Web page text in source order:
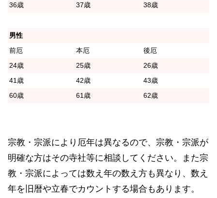
36歳
37歳 38歳
男性
前厄
本厄
後厄
24歳
25歳
26歳
41歳
42歳
43歳
60歳
61歳 62歳
宗教・宗派により厄年は異なるので、宗教・宗派が
明確な方はその寺社等に相談してください。また宗
教・宗派によっては数え年の数え方も異なり、数え
年を旧暦や立春でカウントする場合もあります。